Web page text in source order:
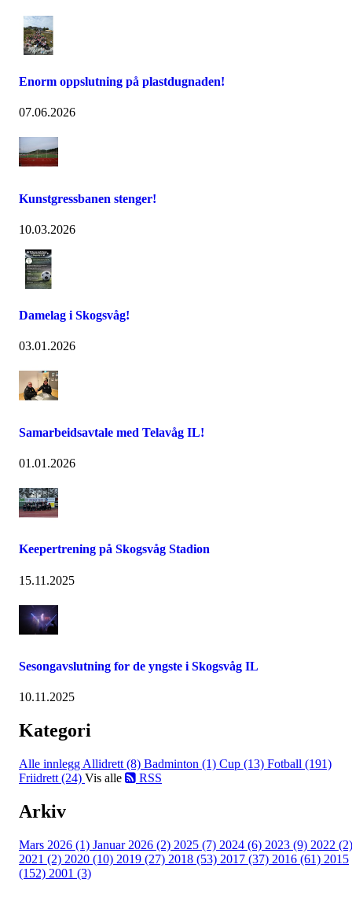
Enorm oppslutning på plastdugnaden!
07.06.2026
Kunstgressbanen stenger!
10.03.2026
Damelag i Skogsvåg!
03.01.2026
Samarbeidsavtale med Telavåg IL!
01.01.2026
Keepertrening på Skogsvåg Stadion
15.11.2025
Sesongavslutning for de yngste i Skogsvåg IL
10.11.2025
Kategori
Alle innlegg Allidrett (8) Badminton (1) Cup (13) Fotball (191)
Friidrett (24) Vis alle RSS
Arkiv
Mars 2026 (1) Januar 2026 (2) 2025 (7) 2024 (6) 2023 (9) 2022 (2)
2021 (2) 2020 (10) 2019 (27) 2018 (53) 2017 (37) 2016 (61) 2015
(152) 2001 (3)